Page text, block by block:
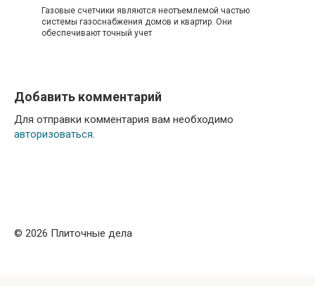
Газовые счетчики являются неотъемлемой частью
системы газоснабжения домов и квартир. Они
обеспечивают точный учет
Добавить комментарий
Для отправки комментария вам необходимо
авторизоваться.
© 2026 Плиточные дела